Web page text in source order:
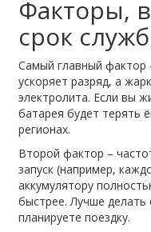
Факторы,
срок
Самый главный фактор
ускоряет разряд, а
электролита. Если вы
батарея будет терять
регионах.
Второй фактор –
запуск (например,
аккумулятору
быстрее. Лучше делать
планируете поездку.